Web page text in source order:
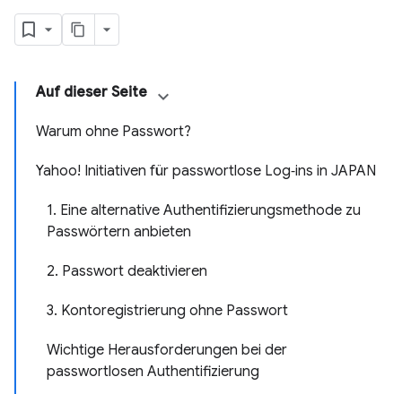
Auf dieser Seite
Warum ohne Passwort?
Yahoo! Initiativen für passwortlose Log‑ins in JAPAN
1. Eine alternative Authentifizierungsmethode zu
Passwörtern anbieten
2. Passwort deaktivieren
3. Kontoregistrierung ohne Passwort
Wichtige Herausforderungen bei der
passwortlosen Authentifizierung